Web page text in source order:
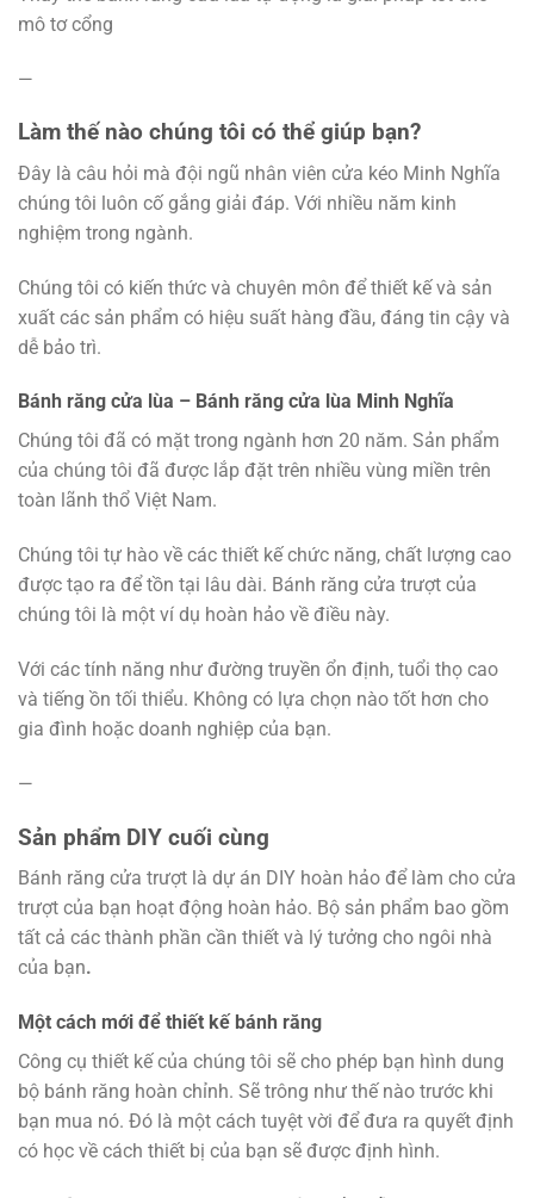
mô tơ cổng
—
Làm thế nào chúng tôi có thể giúp bạn?
Đây là câu hỏi mà đội ngũ nhân viên cửa kéo Minh Nghĩa
chúng tôi luôn cố gắng giải đáp. Với nhiều năm kinh
nghiệm trong ngành.
Chúng tôi có kiến thức và chuyên môn để thiết kế và sản
xuất các sản phẩm có hiệu suất hàng đầu, đáng tin cậy và
dễ bảo trì.
Bánh răng cửa lùa – Bánh răng cửa lùa Minh Nghĩa
Chúng tôi đã có mặt trong ngành hơn 20 năm. Sản phẩm
của chúng tôi đã được lắp đặt trên nhiều vùng miền trên
toàn lãnh thổ Việt Nam.
Chúng tôi tự hào về các thiết kế chức năng, chất lượng cao
được tạo ra để tồn tại lâu dài. Bánh răng cửa trượt của
chúng tôi là một ví dụ hoàn hảo về điều này.
Với các tính năng như đường truyền ổn định, tuổi thọ cao
và tiếng ồn tối thiểu. Không có lựa chọn nào tốt hơn cho
gia đình hoặc doanh nghiệp của bạn.
—
Sản phẩm DIY cuối cùng
Bánh răng cửa trượt là dự án DIY hoàn hảo để làm cho cửa
trượt của bạn hoạt động hoàn hảo. Bộ sản phẩm bao gồm
tất cả các thành phần cần thiết và lý tưởng cho ngôi nhà
của bạn.
Một cách mới để thiết kế bánh răng
Công cụ thiết kế của chúng tôi sẽ cho phép bạn hình dung
bộ bánh răng hoàn chỉnh. Sẽ trông như thế nào trước khi
bạn mua nó. Đó là một cách tuyệt vời để đưa ra quyết định
có học về cách thiết bị của bạn sẽ được định hình.